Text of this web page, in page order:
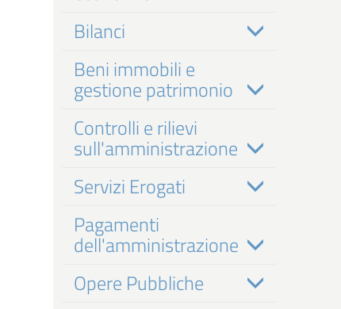
Bilanci
Beni immobili e
gestione patrimonio
Controlli e rilievi
sull'amministrazione
Servizi Erogati
Pagamenti
dell'amministrazione
Opere Pubbliche